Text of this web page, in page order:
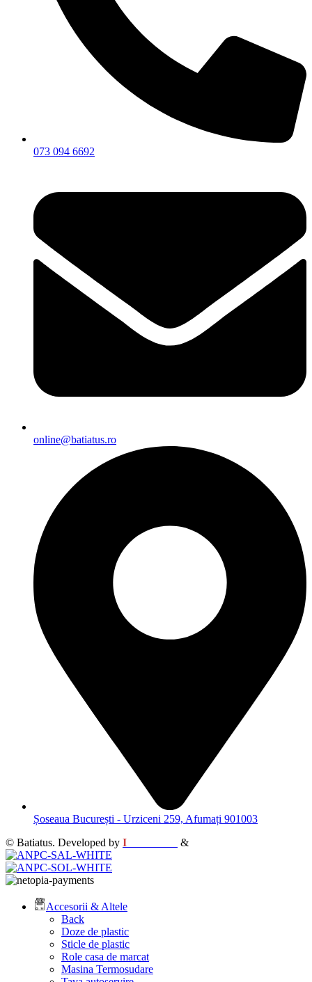
073 094 6692
online@batiatus.ro
Șoseaua București - Urziceni 259, Afumați 901003
© Batiatus. Developed by I &
Accesorii & Altele
Back
Doze de plastic
Sticle de plastic
Role casa de marcat
Masina Termosudare